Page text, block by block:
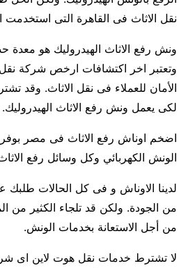
نقل الاثاث فى القاهرة التى استخدمت
ونش رفع الاثاث الهيدروليك هو معدة
وتعتبر اخر اكتشافات ارخص شركة
الأمان للعملاء فى نقل الاثاث. وقد
لكى يعمل ونش رفع الاثاث الهيدروليك.
اضخم اوناش رفع الاثاث فى مصر بوفر
الونش الكهربائي وكل وسائل رفع
لدينا الاوناش و فى كل الحالات
من الجودة. ولكن قد تلجاء الكثير من
من أجل الاستعانة بخدمات الونش.
لا تشترط خدمات نقل هوت لاين اى